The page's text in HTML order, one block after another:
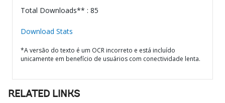
Total Downloads** : 85
Download Stats
*A versão do texto é um OCR incorreto e está incluído
unicamente em benefício de usuários com conectividade lenta.
RELATED LINKS